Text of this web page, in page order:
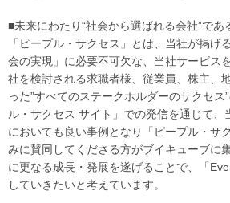
■未来にわたり“社会から選ばれる会社”であ
「ピープル・サクセス」とは、当社が掲げ
会の実現」に必要不可欠な、当社サービス
社を検討される求職者様、従業員、株主、
った”すべてのステークホルダーのサクセス
ル・サクセス サイト」での発信を通じて、
においても良い事例となり「ピープル・サ
みに賛同してくださる方がブイキューブに
に更なる成長・発展を遂げることで、「
していきたいと考えています。